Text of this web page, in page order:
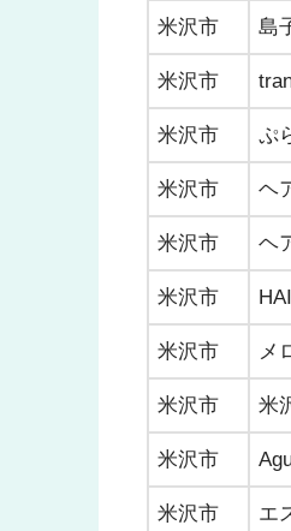
米沢市 島
米沢市
米沢市 ぷ
米沢市 ヘ
米沢市 ヘ
米沢市
米沢市 メ
米沢市 米
米沢市
米沢市 エ